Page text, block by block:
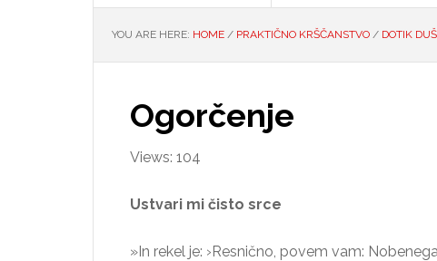
YOU ARE HERE: HOME / PRAKTIČNO KRŠČANSTVO / DOTIK
Ogorčenje
Views: 104
Ustvari mi čisto srce
»In rekel je: ›Resnično, povem vam: